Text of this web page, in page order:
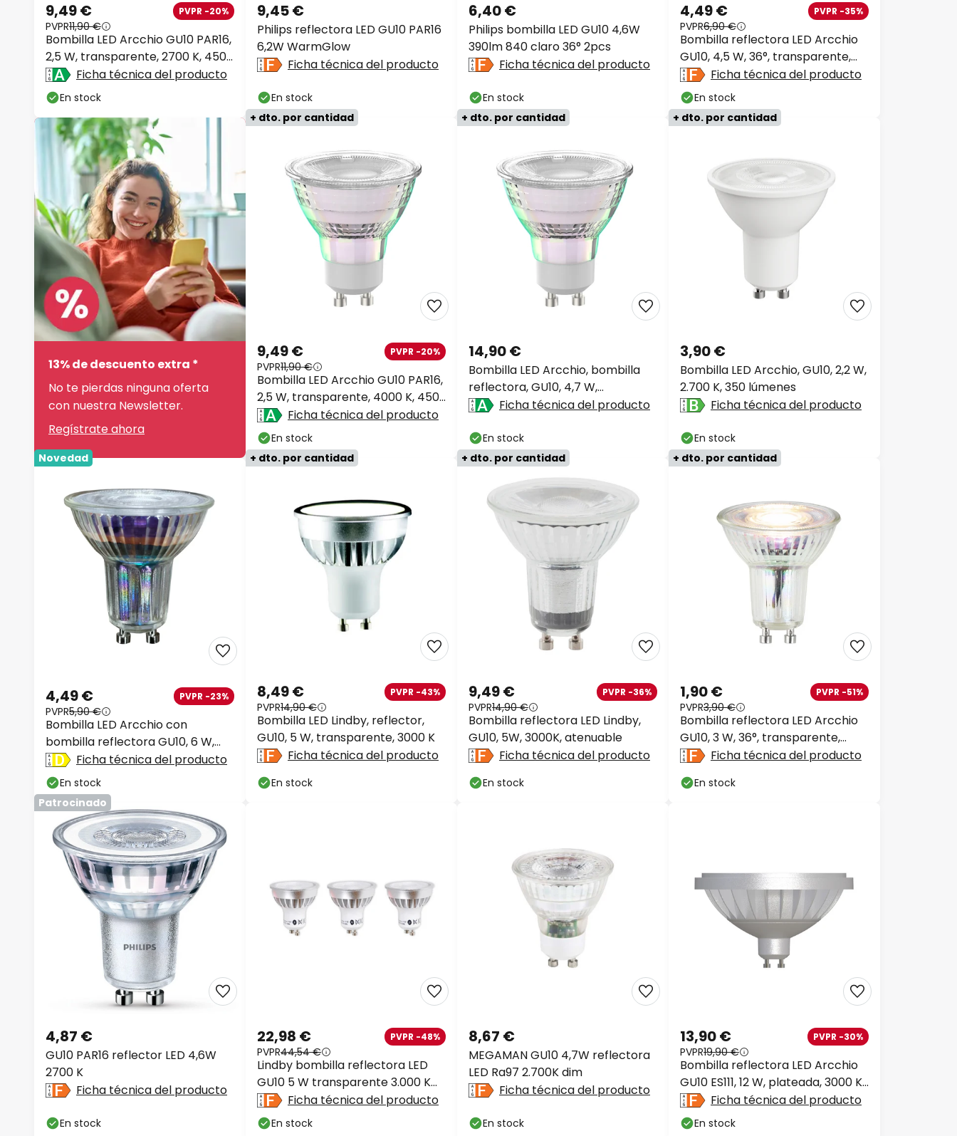
Bombilla LED Arcchio GU10 PAR16,
2,5 W, transparente, 2700 K, 450
lm
9,49 € PVPR -20%
PVPR11,90 €
Ficha técnica del producto
En stock
Philips reflectora LED GU10 PAR16
6,2W WarmGlow
9,45 €
Ficha técnica del producto
En stock
Philips bombilla LED GU10 4,6W
390lm 840 claro 36° 2pcs
6,40 €
Ficha técnica del producto
En stock
Bombilla reflectora LED Arcchio
GU10, 4,5 W, 36°, transparente,
3000 K
4,49 € PVPR -35%
PVPR6,90 €
Ficha técnica del producto
En stock
13% de descuento extra *
No te pierdas ninguna oferta
con nuestra Newsletter.
Regístrate ahora
+ dto. por cantidad
Bombilla LED Arcchio GU10 PAR16,
2,5 W, transparente, 4000 K, 450
lm
9,49 € PVPR -20%
PVPR11,90 €
Ficha técnica del producto
En stock
+ dto. por cantidad
Bombilla LED Arcchio, bombilla
reflectora, GU10, 4,7 W,
transparente, 2700 K
14,90 €
Ficha técnica del producto
En stock
+ dto. por cantidad
Bombilla LED Arcchio, GU10, 2,2 W,
2.700 K, 350 lúmenes
3,90 €
Ficha técnica del producto
En stock
Novedad
Bombilla LED Arcchio con
bombilla reflectora GU10, 6 W,
transparente, 3000 K,
4,49 € PVPR -23%
PVPR5,90 €
Ficha técnica del producto
En stock
+ dto. por cantidad
Bombilla LED Lindby, reflector,
GU10, 5 W, transparente, 3000 K
8,49 € PVPR -43%
PVPR14,90 €
Ficha técnica del producto
En stock
+ dto. por cantidad
Bombilla reflectora LED Lindby,
GU10, 5W, 3000K, atenuable
9,49 € PVPR -36%
PVPR14,90 €
Ficha técnica del producto
En stock
+ dto. por cantidad
Bombilla reflectora LED Arcchio
GU10, 3 W, 36°, transparente,
3000 K
1,90 € PVPR -51%
PVPR3,90 €
Ficha técnica del producto
En stock
Patrocinado
GU10 PAR16 reflector LED 4,6W
2700 K
4,87 €
Ficha técnica del producto
En stock
Lindby bombilla reflectora LED
GU10 5 W transparente 3.000 K
55° lote de 3
22,98 € PVPR -48%
PVPR44,54 €
Ficha técnica del producto
En stock
MEGAMAN GU10 4,7W reflectora
LED Ra97 2.700K dim
8,67 €
Ficha técnica del producto
En stock
Bombilla reflectora LED Arcchio
GU10 ES111, 12 W, plateada, 3000 K,
atenuable
13,90 € PVPR -30%
PVPR19,90 €
Ficha técnica del producto
En stock